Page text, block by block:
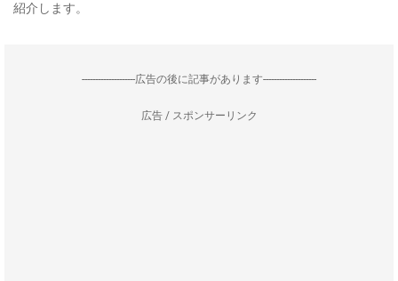
紹介します。
--------------------広告の後に記事があります--------------------
広告 / スポンサーリンク